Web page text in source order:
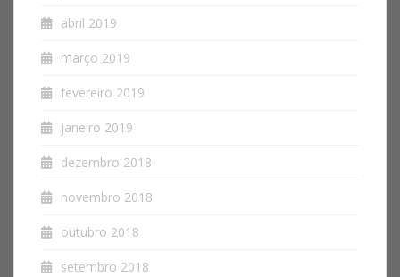
abril 2019
março 2019
fevereiro 2019
janeiro 2019
dezembro 2018
novembro 2018
outubro 2018
setembro 2018